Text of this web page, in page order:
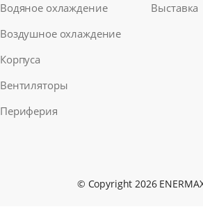
Водяное охлаждение
Воздушное охлаждение
Корпуса
Вентиляторы
Периферия
Выставка
© Copyright 2026